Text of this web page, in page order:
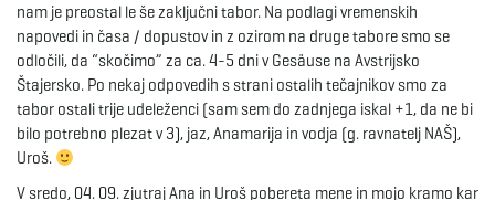
nam je preostal le še zaključni tabor. Na podlagi vremenskih
napovedi in časa / dopustov in z ozirom na druge tabore smo se
odločili, da “skočimo” za ca. 4-5 dni v Gesäuse na Avstrijsko
Štajersko. Po nekaj odpovedih s strani ostalih tečajnikov smo za
tabor ostali trije udeleženci (sam sem do zadnjega iskal +1, da ne bi
bilo potrebno plezat v 3), jaz, Anamarija in vodja (g. ravnatelj NAŠ),
Uroš.
V sredo, 04. 09. zjutraj Ana in Uroš pobereta mene in mojo kramo kar